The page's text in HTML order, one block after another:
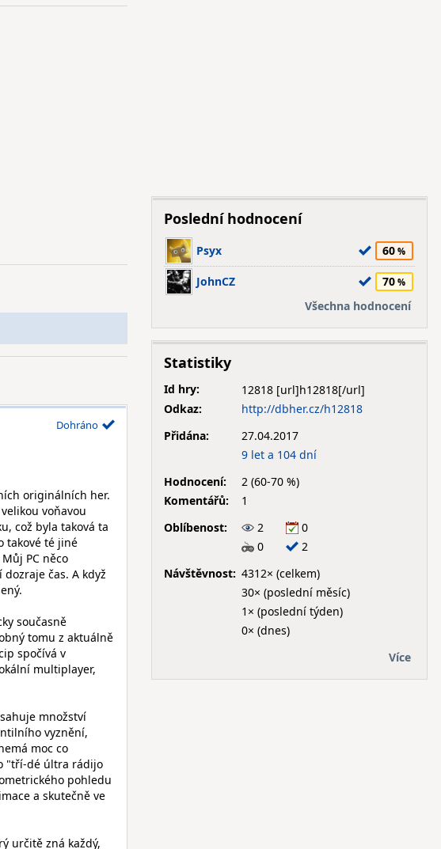
Dohráno
originálních her.
voňavou
což byla taková ta
takové té jiné
PC něco
čas. A když
současně
tomu z aktuálně
spočívá v
multiplayer,
množství
vyznění,
moc co
"tří-dé últra rádijo
pohledu
a skutečně ve
určitě zná každý,
Poslední hodnocení
Psyx 60
JohnCZ
70
Všechna hodnocení
Statistiky
Id hry:
12818
Odkaz:
http://dbher.cz/h12818
Přidána:
27.04.2017
9 let a 104 dní
Hodnocení:
2 (60-70 %)
Komentářů:
1
Oblíbenost:
2
0
0
2
Návštěvnost: 4312× (celkem)
30× (poslední měsíc)
1× (poslední týden)
0× (dnes)
Více